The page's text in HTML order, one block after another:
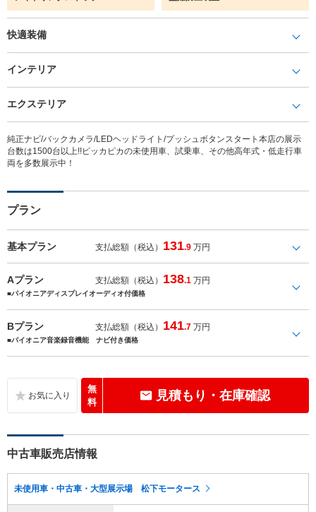
快適装備
インテリア
エクステリア
純正ナビ/バックカメラ/LEDヘッドライト/プッシュボタンスタート本店の展示
台数は1500台以上!!ピッカピカの未使用車、試乗車、その他高年式・低走行車
両を多数展示中！
プラン
基本プラン 支払総額（税込） 131.9 万円
Aプラン 支払総額（税込） 138.1 万円
■パイオニアディスプレイオーディオ付価格
Bプラン 支払総額（税込） 141.7 万円
■パイオニア音楽録音機能 ナビ付き価格
無
料
見積もり・在庫確認
中古車販売店情報
未使用車・中古車・大型展示場 松下モータース